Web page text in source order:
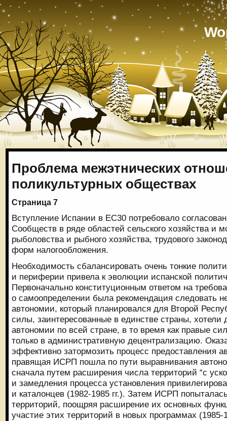
Проблема межэтнических
поликультурных обществах
Страница 7
Вступление Испании в ЕС30 потребовало
Сообществ в ряде областей сельского хозяйства и
рыболовства и рыбного хозяйства, трудового
форм налогообложения.
Необходимость сбалансировать очень тонкие
и периферии привела к эволюции испанской
Первоначально конституционным ответом на
о самоопределении была рекомендация следовать
автономии, который планировался для Второй
силы, заинтересованные в единстве страны, хотели
автономии по всей стране, в то время как правые
только в административную децентрализацию.
эффективно затормозить процесс предоставления
правящая ИСРП пошла по пути выравнивания
сначала путем расширения числа территорий “с
и замедления процесса установления
и каталонцев (1982-1985 гг.). Затем ИСРП
территорий, поощряя расширение их основных
участие этих территорий в новых программах (1985-